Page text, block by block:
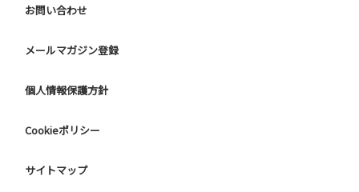
お問い合わせ
メールマガジン登録
個人情報保護方針
Cookieポリシー
サイトマップ